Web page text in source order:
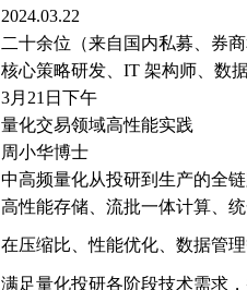
2024.03.22
二十余位（来自国内私募、券商
核心策略研发、IT 架构师、数
3月21日下午
量化交易领域高性能实践
周小华博士
中高频量化从投研到生产的全
高性能存储、流批一体计算、
在压缩比、性能优化、数据管
满足量化投研各阶段技术需求